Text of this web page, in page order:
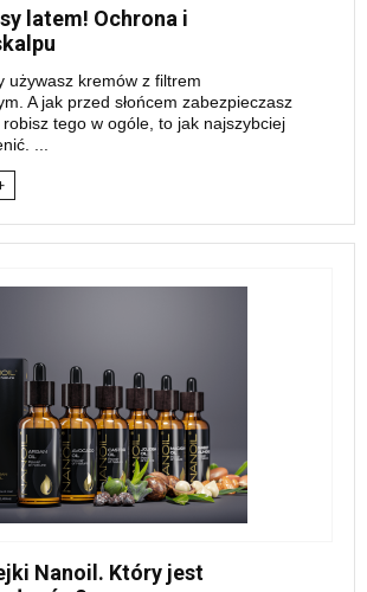
latem! Ochrona i
używasz kremów z filtrem
A jak przed słońcem zabezpieczasz
robisz tego w ogóle, to jak najszybciej
...
Nanoil. Który jest